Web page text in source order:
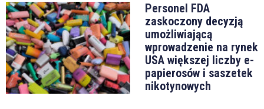
Personel FDA
zaskoczony decyzją
umożliwiającą
wprowadzenie na rynek
USA większej liczby e-
papierosów i saszetek
nikotynowych